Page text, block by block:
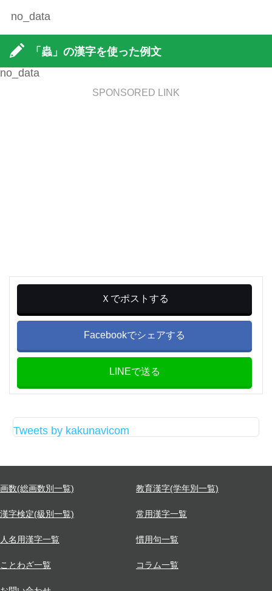
no_data
「蟲」の漢字を使った例文
no_data
SPONSORED LINK
Ｘでポストする
Facebookでシェアする
LINEで送る
Tweets by kakunavicom
画数(総画数別一覧) 教育漢字(学年別一覧)
漢字検定(級別一覧) 常用漢字一覧
人名用漢字一覧 慣用句一覧
ことわざ一覧 コラム一覧